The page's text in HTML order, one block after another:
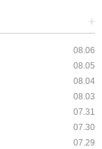
+
08.06
08.05
08.04
08.03
07.31
07.30
07.29